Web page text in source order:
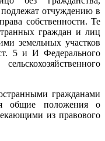
подлежат отчуждению в
собственности. Те
граждан и лиц
земельных участков
5 и И Федерального
гражданами
общие положения о
из правового